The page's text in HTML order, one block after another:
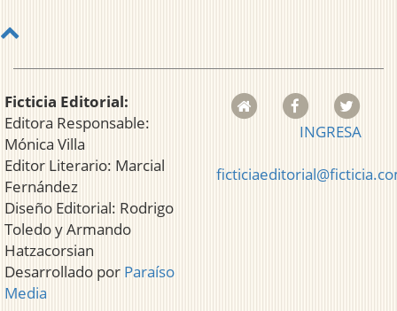
Ficticia Editorial:
Editora Responsable:
Mónica Villa
Editor Literario: Marcial
Fernández
Diseño Editorial: Rodrigo
Toledo y Armando
Hatzacorsian
Desarrollado por Paraíso
Media
INGRESA